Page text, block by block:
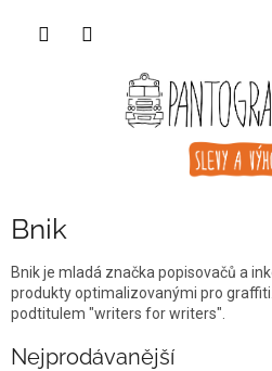
Bnik
Bnik je mladá značka popisovačů a
produkty optimalizovanými pro
podtitulem "writers for writers".
Nejprodávanější